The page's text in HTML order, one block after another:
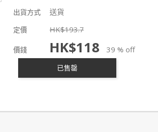
出貨方式 送貨
定價 HK$193.7
價錢 HK$118 39 % off
已售罄